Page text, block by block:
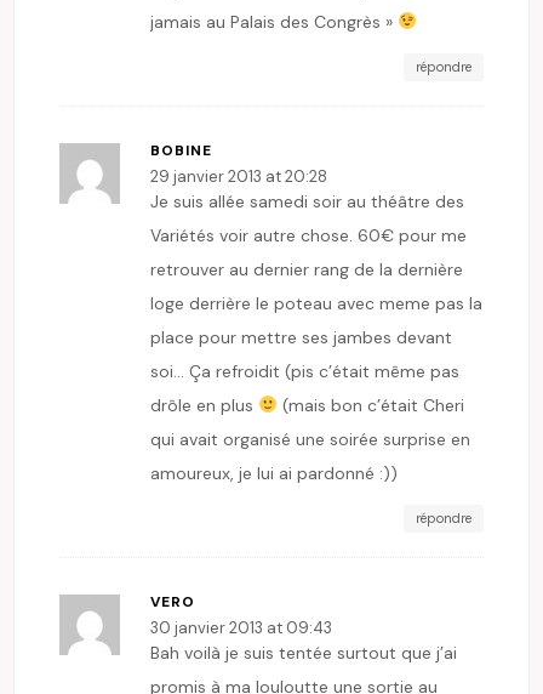
jamais au Palais des Congrès »
répondre
BOBINE
29 janvier 2013 at 20:28
Je suis allée samedi soir au théâtre des
Variétés voir autre chose. 60€ pour me
retrouver au dernier rang de la dernière
loge derrière le poteau avec meme pas la
place pour mettre ses jambes devant
soi… Ça refroidit (pis c’était même pas
drôle en plus
(mais bon c’était Cheri
qui avait organisé une soirée surprise en
amoureux, je lui ai pardonné :))
répondre
VERO
30 janvier 2013 at 09:43
Bah voilà je suis tentée surtout que j’ai
promis à ma louloutte une sortie au